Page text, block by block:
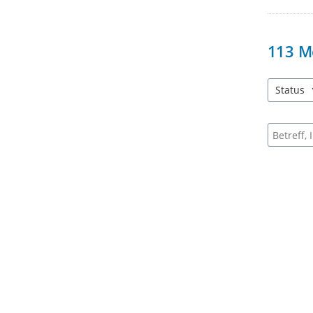
113
Status
Suche